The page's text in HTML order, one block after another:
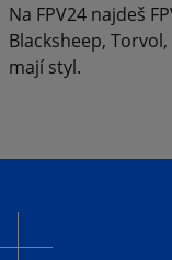
Na FPV24 najdeš
Blacksheep,
mají styl.